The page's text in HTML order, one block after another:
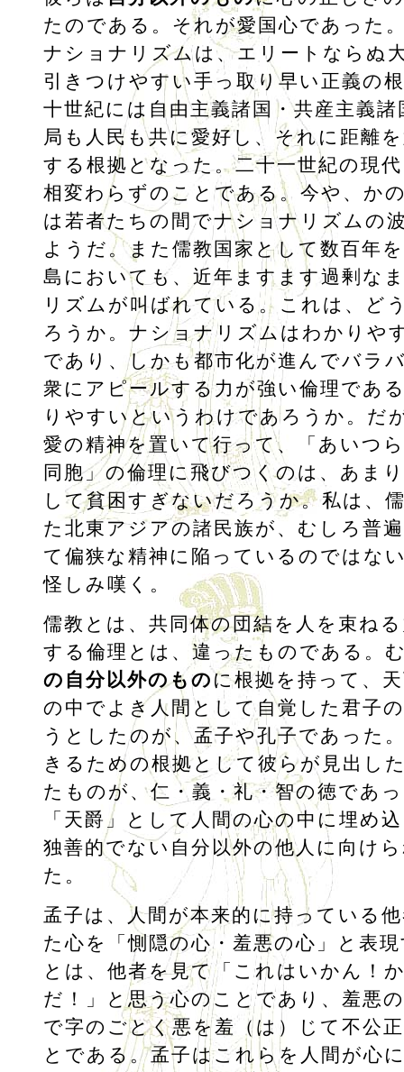
たのである。それが愛国心であった
ナショナリズムは、エリートならぬ
引きつけやすい手っ取り早い正義の
十世紀には自由主義諸国・共産主義
局も人民も共に愛好し、それに距離
する根拠となった。二十一世紀の現
相変わらずのことである。今や、か
は若者たちの間でナショナリズムの
ようだ。また儒教国家として数百年
島においても、近年ますます過剰な
リズムが叫ばれている。これは、ど
ろうか。ナショナリズムはわかりや
であり、しかも都市化が進んでバラ
衆にアピールする力が強い倫理であ
りやすいというわけであろうか。だ
愛の精神を置いて行って、「あいつ
同胞」の倫理に飛びつくのは、あま
して貧困すぎないだろうか。私は、
た北東アジアの諸民族が、むしろ普
て偏狭な精神に陥っているのではな
怪しみ嘆く。
儒教とは、共同体の団結を人を束ね
する倫理とは、違ったものである。
の自分以外のもの に根拠を持って、
の中でよき人間として自覚した君子
うとしたのが、孟子や孔子であった
きるための根拠として彼らが見出し
たものが、仁・義・礼・智の徳であ
「天爵」として人間の心の中に埋め
独善的でない自分以外の他人に向け
た。
孟子は、人間が本来的に持っている
た心を「惻隠の心・羞悪の心」と表
とは、他者を見て「これはいかん！
だ！」と思う心のことであり、羞悪
で字のごとく悪を羞（は）じて不公
とである。孟子はこれらを人間が心